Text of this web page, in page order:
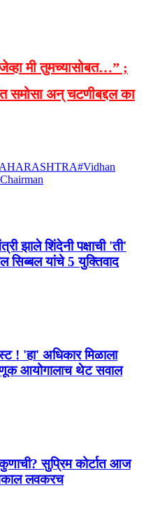
मी तुमच्यासोबत…” ;
समोसा अन् चटणीबद्दल का
#Vidhan
झाले शिंदेनी पक्षाची 'ती'
सिब्बल यांचे 5 युक्तिवाद
! 'हा' अधिकार मिळाला
आयोगालाच थेट सवाल
सुप्रिम कोर्टात आज
लवकरच